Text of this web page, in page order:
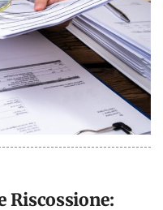
Riscossione: